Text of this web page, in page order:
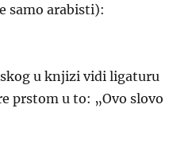
samo arabisti):
u knjizi vidi ligaturu
prstom u to: „Ovo slovo